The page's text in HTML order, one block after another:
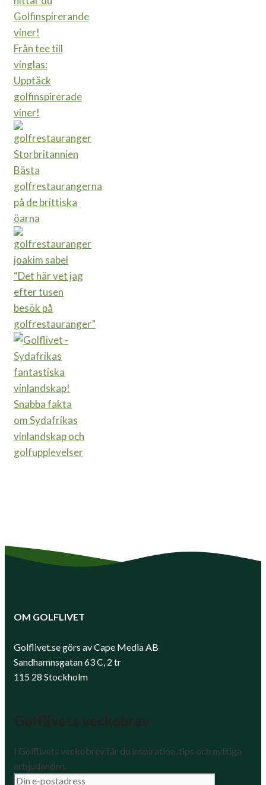
Från tee till
vinglas:
Upptäck
golfinspirerade
viner!
Bästa
golfrestaurangerna
på de brittiska
öarna
“Det här vet jag
efter tusen
besök på
golfrestauranger”
Snabba fakta
om Sydafrikas
vinlandskap och
golfupplevelser
OM GOLFLIVET
Golflivet.se görs av Cape Media AB
Sandhamnsgatan 63 C, 2 tr
115 28 Stockholm
I Golflivets veckobrev får du inspiration, tips och nyttiga
erbjudanden.